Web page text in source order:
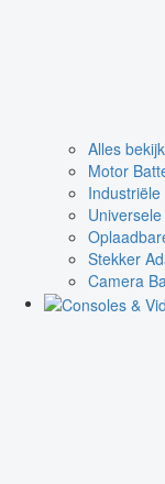
Alles
Motor
Stekker
Camera